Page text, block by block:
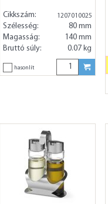
Cikkszám: 1207010025
Szélesség:
80 mm
Magasság:
140 mm
Bruttó súly:
0.07 kg
hasonlít